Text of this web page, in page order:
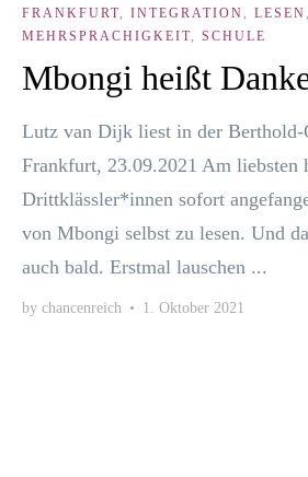
FRANKFURT, INTEGRATION, LESEN,
MEHRSPRACHIGKEIT, SCHULE
Mbongi heißt
Lutz van Dijk liest in der Bert­hold-
Frank­furt, 23.09.2021 Am liebs­ten
Drittklässler*innen sofort
von Mbon­gi selbst zu lesen. Und
auch bald. Erst­mal lau­schen ...
by chancenreich • 1. Oktober 2021